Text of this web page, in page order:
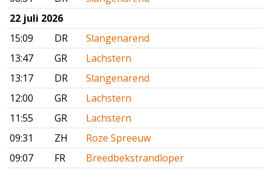
22 juli 2026
15:09
DR
Slangenarend
13:47
GR
Lachstern
13:17
DR
Slangenarend
12:00
GR
Lachstern
11:55
GR
Lachstern
09:31
ZH
Roze Spreeuw
09:07
FR
Breedbekstrandloper